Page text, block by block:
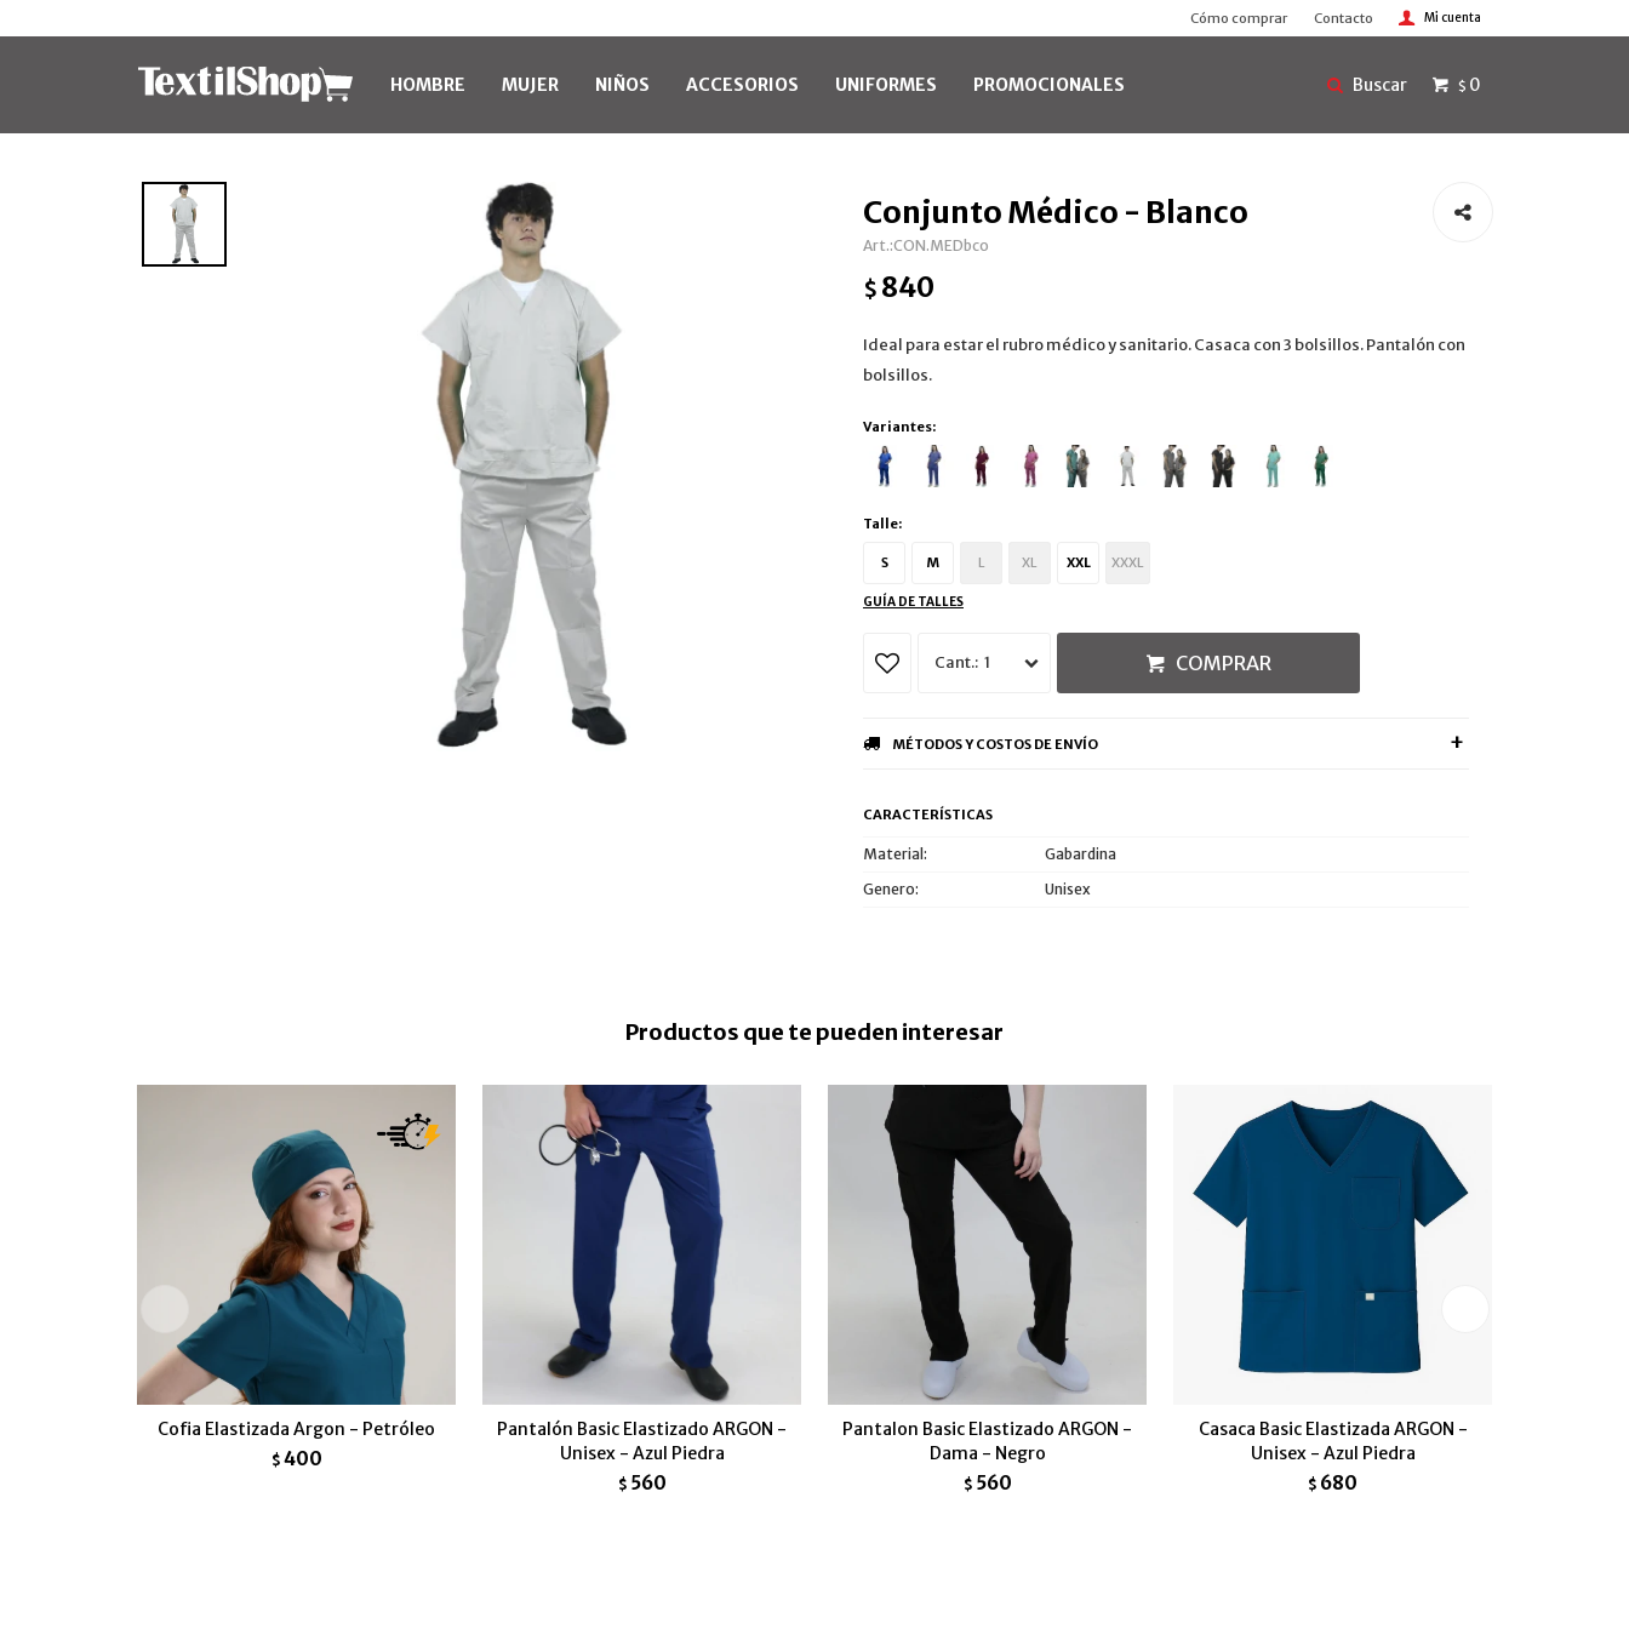
HOMBRE MUJER NIÑOS ACCESORIOS UNIFORMES PROMOCIONALES $ 0
Cómo comprar Contacto
Conjunto Médico - Blanco
CON.MEDbco
$ 840
Ideal para estar el rubro médico y sanitario. Casaca con 3 bolsillos. Pantalón con
bolsillos.
Variantes:
Talle:
S M L XL XXL XXXL
GUÍA DE TALLES
1 COMPRAR
MÉTODOS Y COSTOS DE ENVÍO
CARACTERÍSTICAS
Material
Gabardina
Genero
Unisex
Productos que te pueden interesar
Cofia Elastizada Argon - Petróleo
$ 400
Pantalón Basic Elastizado ARGON -
Unisex - Azul Piedra
$ 560
Pantalon Basic Elastizado ARGON -
Dama - Negro
$ 560
Casaca Basic Elastizada ARGON -
Unisex - Azul Piedra
$ 680